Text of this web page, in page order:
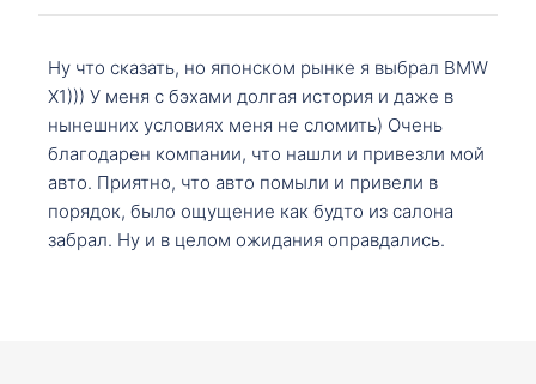
Ну что сказать, но японском рынке я выбрал BMW
X1))) У меня с бэхами долгая история и даже в
нынешних условиях меня не сломить) Очень
благодарен компании, что нашли и привезли мой
авто. Приятно, что авто помыли и привели в
порядок, было ощущение как будто из салона
забрал. Ну и в целом ожидания оправдались.